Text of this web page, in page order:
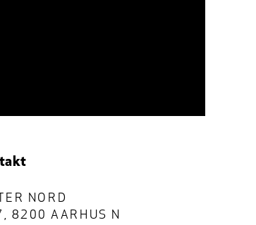
NORD
8200 AARHUS N